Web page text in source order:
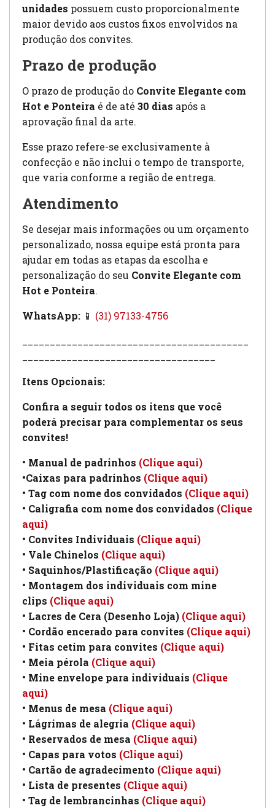
unidades possuem custo proporcionalmente
maior devido aos custos fixos envolvidos na
produção dos convites.
Prazo de produção
O prazo de produção do Convite Elegante com
Hot e Ponteira é de até 30 dias após a
aprovação final da arte.
Esse prazo refere-se exclusivamente à
confecção e não inclui o tempo de transporte,
que varia conforme a região de entrega.
Atendimento
Se desejar mais informações ou um orçamento
personalizado, nossa equipe está pronta para
ajudar em todas as etapas da escolha e
personalização do seu Convite Elegante com
Hot e Ponteira.
WhatsApp: 📱 (31) 97133-4756
Itens Opcionais:
Confira a seguir todos os itens que você
poderá precisar para complementar os seus
convites!
• Manual de padrinhos (Clique aqui)
•Caixas para padrinhos (Clique aqui)
• Tag com nome dos convidados (Clique aqui)
• Caligrafia com nome dos convidados (Clique
aqui)
• Convites Individuais (Clique aqui)
• Vale Chinelos (Clique aqui)
• Saquinhos/Plastificação (Clique aqui)
• Montagem dos individuais com mine
clips (Clique aqui)
• Lacres de Cera (Desenho Loja) (Clique aqui)
• Cordão encerado para convites (Clique aqui)
• Fitas cetim para convites (Clique aqui)
• Meia pérola (Clique aqui)
• Mine envelope para individuais (Clique
aqui)
• Menus de mesa (Clique aqui)
• Lágrimas de alegria (Clique aqui)
• Reservados de mesa (Clique aqui)
• Capas para votos (Clique aqui)
• Cartão de agradecimento (Clique aqui)
• Lista de presentes (Clique aqui)
• Tag de lembrancinhas (Clique aqui)